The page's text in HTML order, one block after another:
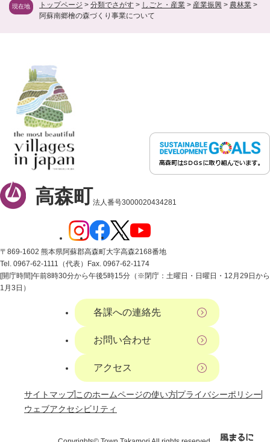
現在地 トップページ > 分類でさがす > しごと・産業 > 産業振興 > 農林業 >
阿蘇南郷檜の森づくり事業について
高森町法人番号3000020434281
〒869-1602 熊本県阿蘇郡高森町大字高森2168番地
Tel. 0967-62-1111（代表）
Fax. 0967-62-1174
[開庁時間]午前8時30分から午後5時15分（※閉庁：土曜日・日曜日・12月29日から
1月3日）
各課への連絡先
お問い合わせ
アクセス
サイトマップこのホームページの使い方プライバシーポリシー
ウェブアクセシビリティ